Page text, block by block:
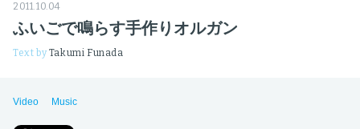
2011.10.04
ふいごで鳴らす手作りオルガン
Text byTakumi Funada
Video Music